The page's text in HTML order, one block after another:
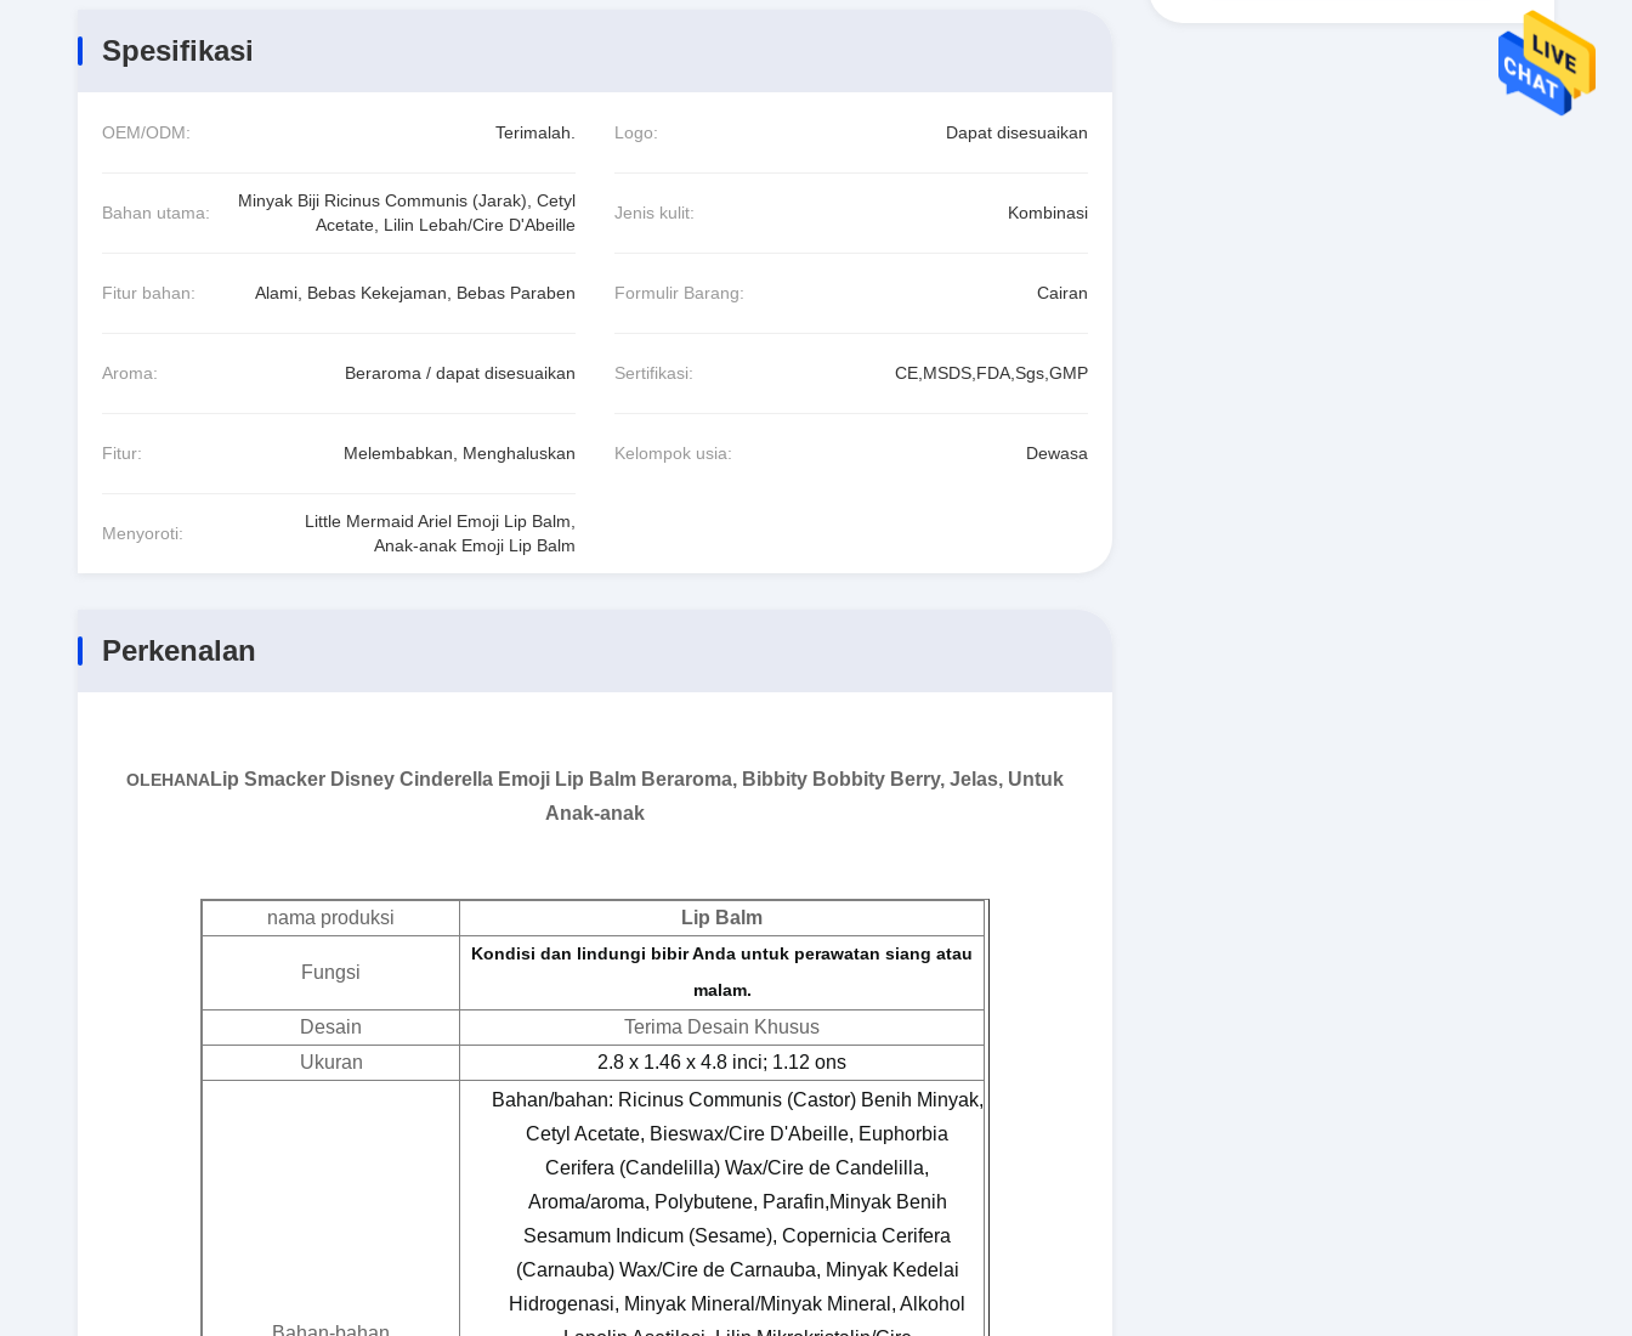
Spesifikasi
OEM/ODM: Terimalah. Logo: Dapat disesuaikan
Bahan utama:
Minyak Biji Ricinus Communis (Jarak), Cetyl
Acetate, Lilin Lebah/Cire D'Abeille
Jenis kulit: Kombinasi
Fitur bahan: Alami, Bebas Kekejaman, Bebas Paraben Formulir Barang: Cairan
Aroma: Beraroma / dapat disesuaikan Sertifikasi: CE,MSDS,FDA,Sgs,GMP
Fitur: Melembabkan, Menghaluskan Kelompok usia: Dewasa
Menyoroti:
Little Mermaid Ariel Emoji Lip Balm
Anak-anak Emoji Lip Balm
Perkenalan
OLEHANALip Smacker Disney Cinderella Emoji Lip Balm Beraroma, Bibbity Bobbity Berry, Jelas, Untuk
Anak-anak
nama produksi Lip Balm
Fungsi
Kondisi dan lindungi bibir Anda untuk perawatan siang atau
malam.
Desain
Terima Desain Khusus
Ukuran
2.8 x 1.46 x 4.8 inci; 1.12 ons
Bahan/bahan: Ricinus Communis (Castor) Benih Minyak,
Cetyl Acetate, Bieswax/Cire D'Abeille, Euphorbia
Cerifera (Candelilla) Wax/Cire de Candelilla,
Aroma/aroma, Polybutene, Parafin,Minyak Benih
Sesamum Indicum (Sesame), Copernicia Cerifera
(Carnauba) Wax/Cire de Carnauba, Minyak Kedelai
Hidrogenasi, Minyak Mineral/Minyak Mineral, Alkohol